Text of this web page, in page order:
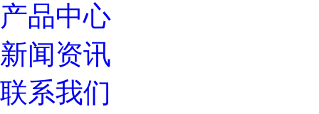
产品中心
新闻资讯
联系我们